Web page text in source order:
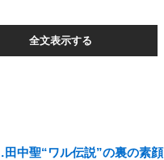
全文表示する
田中聖“ワル伝説”の裏の素顔